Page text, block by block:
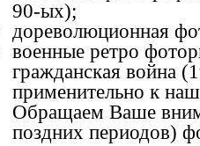
90-ых);
дореволюционная
военные ретро
гражданская война
применительно к
Обращаем Ваше
поздних периодов)